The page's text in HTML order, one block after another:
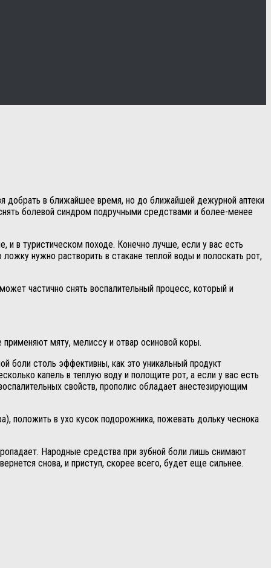
добрать в ближайшее время, но до ближайшей дежурной аптеки
болевой синдром подручными средствами и более-менее
в туристическом походе. Конечно лучше, если у вас есть
нужно растворить в стакане теплой воды и полоскать рот,
частично снять воспалительный процесс, который и
мяту, мелиссу и отвар осиновой коры.
боли столь эффективны, как это уникальный продукт
капель в теплую воду и полощите рот, а если у вас есть
свойств, прополис обладает анестезирующим
положить в ухо кусок подорожника, пожевать дольку чеснока
Народные средства при зубной боли лишь снимают
снова, и приступ, скорее всего, будет еще сильнее.